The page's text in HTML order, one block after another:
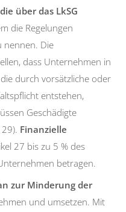
über das LkSG
die Regelungen
nennen. Die
dass Unternehmen in
durch vorsätzliche oder
entstehen,
Geschädigte
Finanzielle
27 bis zu 5 % des
betragen.
zur Minderung der
und umsetzen. Mit